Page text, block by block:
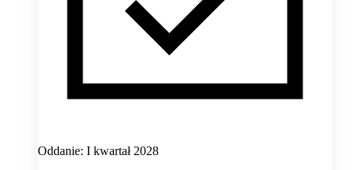
Oddanie: I kwartał 2028